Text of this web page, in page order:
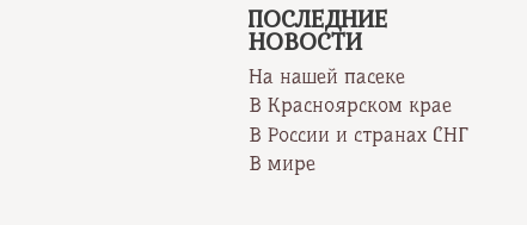
ПОСЛЕДНИЕ
НОВОСТИ
На нашей пасеке
В Красноярском крае
В России и странах СНГ
В мире